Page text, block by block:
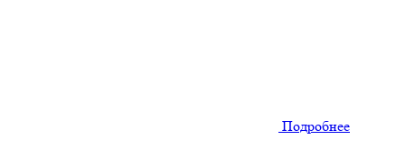
Подробнее